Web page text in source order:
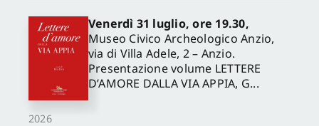
2026
Venerdì 31 luglio, ore 19.30,
Museo Civico Archeologico Anzio,
via di Villa Adele, 2 – Anzio.
Presentazione volume LETTERE
D’AMORE DALLA VIA APPIA, G...